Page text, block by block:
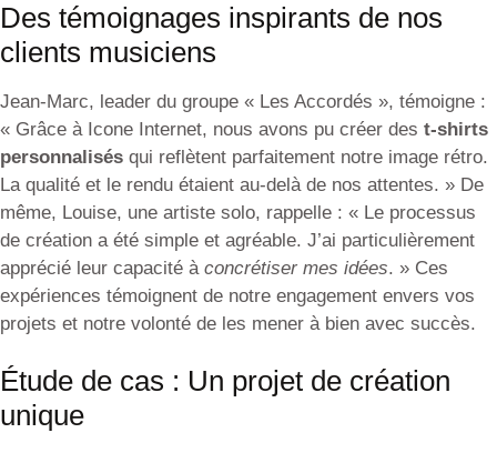
Des témoignages inspirants de nos
clients musiciens
Jean-Marc, leader du groupe « Les Accordés », témoigne :
« Grâce à Icone Internet, nous avons pu créer des t-shirts
personnalisés qui reflètent parfaitement notre image rétro.
La qualité et le rendu étaient au-delà de nos attentes. » De
même, Louise, une artiste solo, rappelle : « Le processus
de création a été simple et agréable. J’ai particulièrement
apprécié leur capacité à concrétiser mes idées. » Ces
expériences témoignent de notre engagement envers vos
projets et notre volonté de les mener à bien avec succès.
Étude de cas : Un projet de création
unique